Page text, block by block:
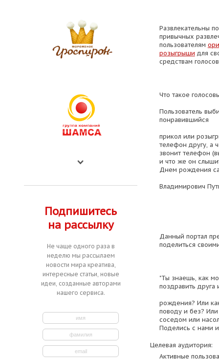
Подпишитесь
на рассылку
Не чаще одного раза в
неделю мы рассылаем
новости мира креатива,
интересные статьи, новые
идеи, созданные авторами
нашего сервиса.
Развлекательны
привычных
пользователям
розыгрыши для
средствам
Что такое
Пользователь
понравившийся
прикол или
телефон другу, а
звонит телефон
и что же он
Днем рождения
Владимирович
Данный портал
поделиться
"Ты знаешь, как
поздравить
рождения? Или
поводу и без?
соседом или
Поделись с нами
Целевая аудитория:
Активные